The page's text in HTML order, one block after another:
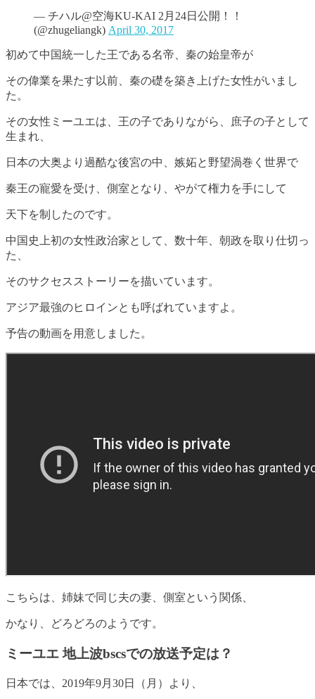
— チハル@空海KU-KAI 2月24日公開！！
(@zhugeliangk) April 30, 2017
初めて中国統一した王である名帝、秦の始皇帝が
その偉業を果たす以前、秦の礎を築き上げた女性がいまし
た。
その女性ミーユエは、王の子でありながら、庶子の子として
生まれ、
日本の大奥より過酷な後宮の中、嫉妬と野望渦巻く世界で
秦王の寵愛を受け、側室となり、やがて権力を手にして
天下を制したのです。
中国史上初の女性政治家として、数十年、朝政を取り仕切っ
た、
そのサクセスストーリーを描いています。
アジア最強のヒロインとも呼ばれていますよ。
予告の動画を用意しました。
こちらは、姉妹で同じ夫の妻、側室という関係、
かなり、どろどろのようです。
ミーユエ 地上波bscsでの放送予定は？
日本では、2019年9月30日（月）より、